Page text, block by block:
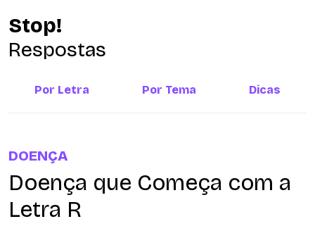
Stop!
Respostas
Por Letra Por Tema Dicas
DOENÇA
Doença que Começa com a
Letra R